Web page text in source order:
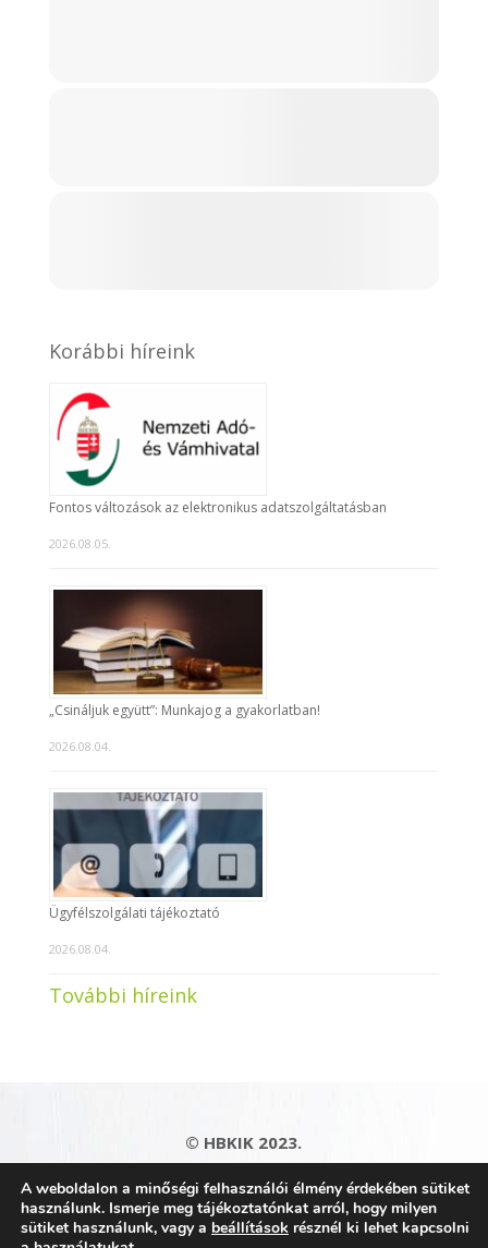
Korábbi híreink
Fontos változások az elektronikus adatszolgáltatásban
2026.08.05.
„Csináljuk együtt”: Munkajog a gyakorlatban!
2026.08.04.
Ügyfélszolgálati tájékoztató
2026.08.04.
További híreink
© HBKIK 2023.
Adatkezelési tájékoztató|Impresszum|
Kapcsolat|Honlaptérkép
A weboldalon a minőségi felhasználói élmény érdekében sütiket
használunk. Ismerje meg tájékoztatónkat arról, hogy milyen
sütiket használunk, vagy a beállítások résznél ki lehet kapcsolni